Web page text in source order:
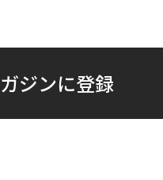
ジンに登録